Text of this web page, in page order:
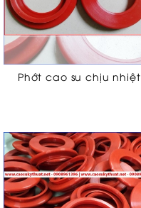
Phớt cao su chịu nhiệt